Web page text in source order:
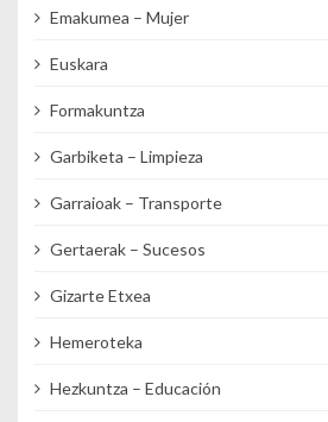
Emakumea – Mujer
Euskara
Formakuntza
Garbiketa – Limpieza
Garraioak – Transporte
Gertaerak – Sucesos
Gizarte Etxea
Hemeroteka
Hezkuntza – Educación